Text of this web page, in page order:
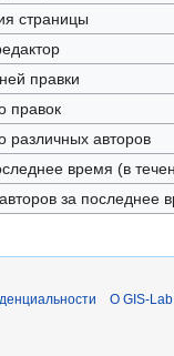
страницы
правки
правок
различных авторов
время (в
за последнее
О GIS-Lab